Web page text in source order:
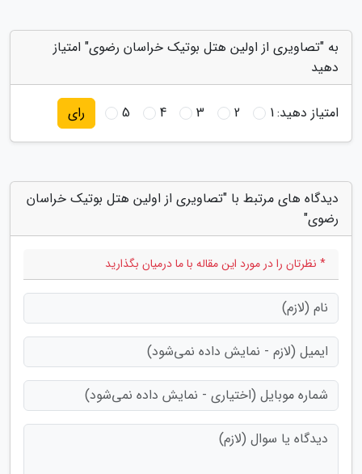
به "تصاویری از اولین هتل بوتیک خراسان رضوی" امتیاز
دهید
امتیاز دهید:1
2
3
4
5 رای
دیدگاه های مرتبط با "تصاویری از اولین هتل بوتیک خراسان
رضوی"
* نظرتان را در مورد این مقاله با ما درمیان بگذارید